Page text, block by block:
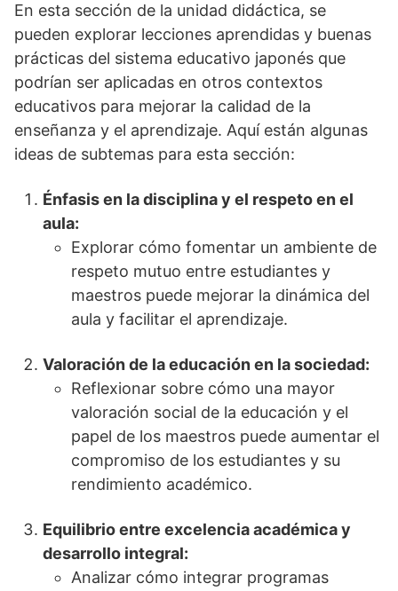
En esta sección de la unidad didáctica, se
pueden explorar lecciones aprendidas y buenas
prácticas del sistema educativo japonés que
podrían ser aplicadas en otros contextos
educativos para mejorar la calidad de la
enseñanza y el aprendizaje. Aquí están algunas
ideas de subtemas para esta sección:
Énfasis en la disciplina y el respeto en el
aula:
Explorar cómo fomentar un ambiente de
respeto mutuo entre estudiantes y
maestros puede mejorar la dinámica del
aula y facilitar el aprendizaje.
Valoración de la educación en la sociedad:
Reflexionar sobre cómo una mayor
valoración social de la educación y el
papel de los maestros puede aumentar el
compromiso de los estudiantes y su
rendimiento académico.
Equilibrio entre excelencia académica y
desarrollo integral:
Analizar cómo integrar programas